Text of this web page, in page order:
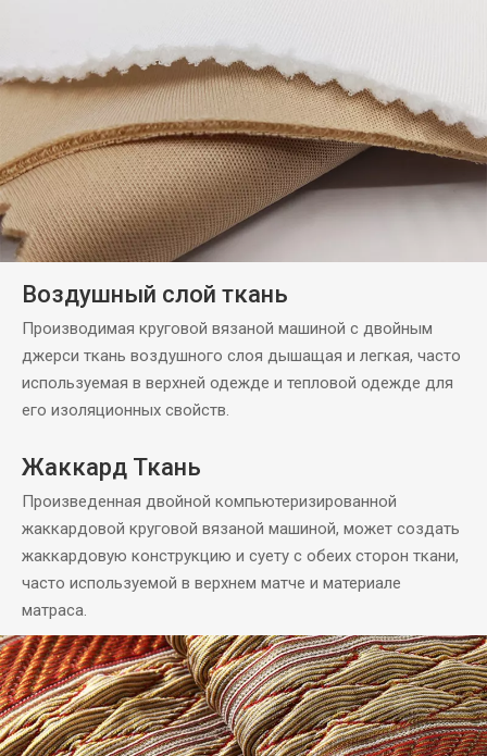
Воздушный слой ткань
Производимая круговой вязаной машиной с двойным
джерси ткань воздушного слоя дышащая и легкая, часто
используемая в верхней одежде и тепловой одежде для
его изоляционных свойств.
Жаккард Ткань
Произведенная двойной компьютеризированной
жаккардовой круговой вязаной машиной, может создать
жаккардовую конструкцию и суету с обеих сторон ткани,
часто используемой в верхнем матче и материале
матраса.